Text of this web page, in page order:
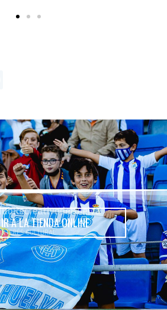
IR A LA TIENDA ONLINE